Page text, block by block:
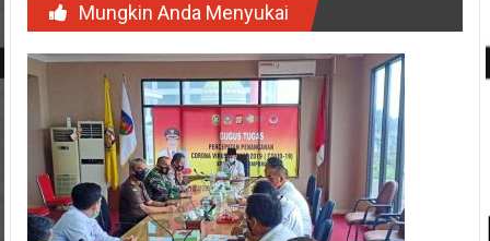
Mungkin Anda Menyukai